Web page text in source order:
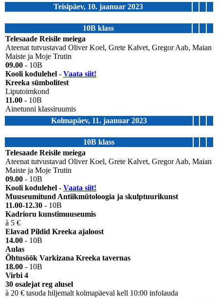
Teisipäev, 10. jaanuar 2023
10B klass
Telesaade Reisile meiega
Ateenat tutvustavad Oliver Koel, Grete Kalvet, Gregor Aab, Maian
Maiste ja Moje Trutin
09.00 - 10B
Kooli kodulehel - Vaata siit!
Kreeka sümbolitest
Liputoimkond
11.00 - 10B
Ainetunni klassiruumis
Kolmapäev, 11. jaanuar 2023
10B klass
Telesaade Reisile meiega
Ateenat tutvustavad Oliver Koel, Grete Kalvet, Gregor Aab, Maian
Maiste ja Moje Trutin
09.00 - 10B
Kooli kodulehel - Vaata siit!
Muuseumitund Antiikmütoloogia ja skulptuurikunst
11.00-12.30 - 10B
Kadrioru kunstimuuseumis
à 5 €
Elavad Pildid Kreeka ajaloost
14.00 - 10B
Aulas
Õhtusöök Varkizana Kreeka tavernas
18.00 - 10B
Virbi 4
30 osalejat reg alusel
à 20 € tasuda hiljemalt kolmapäeval kell 10:00 infolauda